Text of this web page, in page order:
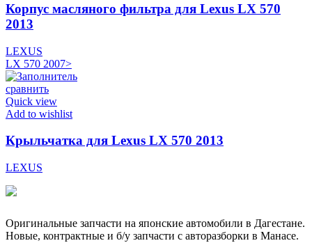
Корпус масляного фильтра для Lexus LX 570
2013
LEXUS
LX 570 2007>
сравнить
Quick view
Add to wishlist
Крыльчатка для Lexus LX 570 2013
LEXUS
Оригинальные запчасти на японские автомобили в Дагестане.
Новые, контрактные и б/у запчасти с авторазборки в Манасе.